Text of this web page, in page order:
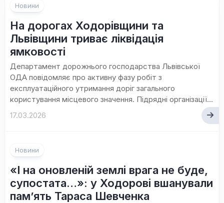
Новини
На дорогах Ходорівщини та
Львівщини триває ліквідація
ямковості
Департамент дорожнього господарства Львівської
ОДА повідомляє про активну фазу робіт з
експлуатаційного утримання доріг загального
користування місцевого значення. Підрядні організації...
17.03.2026
Новини
«І на оновленій землі врага не буде,
супостата…»: у Ходорові вшанували
пам’ять Тараса Шевченка